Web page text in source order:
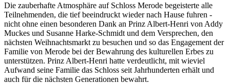
Die zauberhafte Atmosphäre auf Schloss Merode begeisterte alle
Teilnehmenden, die tief beeindruckt wieder nach Hause fuhren -
nicht ohne einen besonderen Dank an Prinz Albert-Henri von Addy
Muckes und Susanne Harke-Schmidt und dem Versprechen, den
nächsten Weihnachtsmarkt zu besuchen und so das Engagement der
Familie von Merode bei der Bewahrung des kulturellen Erbes zu
unterstützen. Prinz Albert-Henri hatte verdeutlicht, mit wieviel
Aufwand seine Familie das Schloss seit Jahrhunderten erhält und
auch für die nächsten Generationen bewahrt.